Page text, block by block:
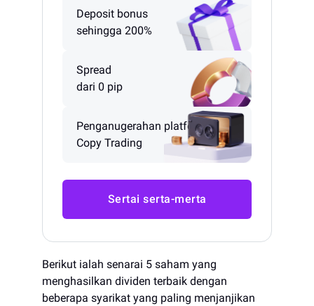
Deposit bonus
sehingga 200%
Spread
dari 0 pip
Penganugerahan platform
Copy Trading
Sertai serta-merta
Berikut ialah senarai 5 saham yang
menghasilkan dividen terbaik dengan
beberapa syarikat yang paling menjanjikan